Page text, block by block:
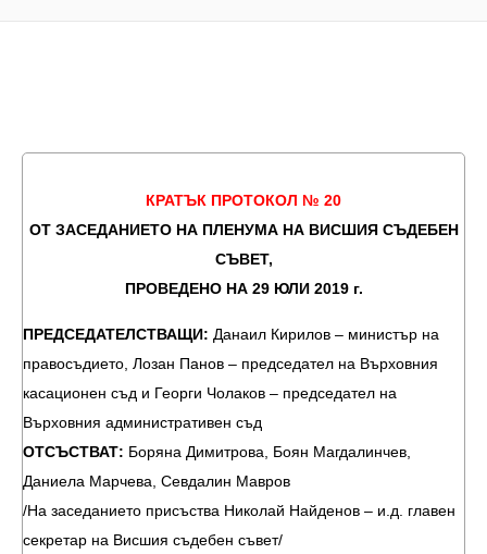
КРАТЪК ПРОТОКОЛ № 20
ОТ ЗАСЕДАНИЕТО НА ПЛЕНУМА НА ВИСШИЯ СЪДЕБЕН
СЪВЕТ,
ПРОВЕДЕНО НА 29 ЮЛИ 2019 г.
ПРЕДСЕДАТЕЛСТВАЩИ: Данаил Кирилов – министър на
правосъдието, Лозан Панов – председател на Върховния
касационен съд и Георги Чолаков – председател на
Върховния административен съд
ОТСЪСТВАТ: Боряна Димитрова, Боян Магдалинчев,
Даниела Марчева, Севдалин Мавров
/На заседанието присъства Николай Найденов – и.д. главен
секретар на Висшия съдебен съвет/